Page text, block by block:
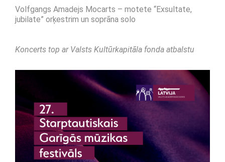
Volfgangs Amadejs Mocarts – motete “Exsultate,
jubilate” orķestrim un soprāna solo
Koncerts top ar Valsts Kultūrkapitāla fonda atbalstu